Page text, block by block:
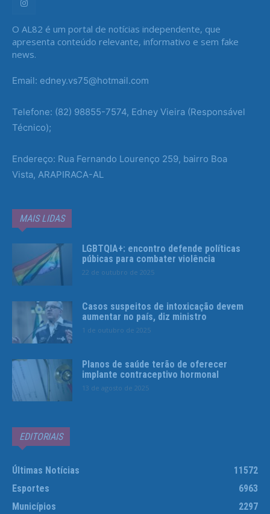
O AL82 é um portal de notícias independente, que
apresenta conteúdo relevante, informativo e sem fake
news.
Email: edney.vs75@hotmail.com
Telefone: (82) 98855-7574, Edney Vieira (Responsável
Técnico);
Endereço: Rua Fernando Lourenço 259, bairro Boa
Vista, ARAPIRACA-AL
MAIS LIDAS
LGBTQIA+: encontro defende políticas
púbicas para combater violência
22 de outubro de 2025
Casos suspeitos de intoxicação devem
aumentar no país, diz ministro
1 de outubro de 2025
Planos de saúde terão de oferecer
implante contraceptivo hormonal
13 de agosto de 2025
EDITORIAIS
Últimas Notícias
11572
Esportes
6963
Municípios
2297